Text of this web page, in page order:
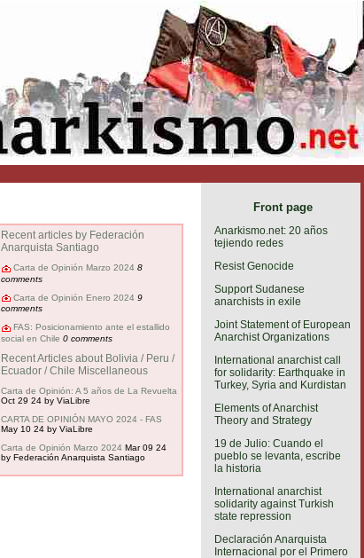
Recent articles by Federación
Anarquista Santiago
Carta de Opinión Marzo 2024 8
comments
Carta de Opinión Enero 2024 9
comments
FAS: Posicionamiento ante el estallido
social en Chile 0 comments
Recent Articles about Bolivia / Peru /
Ecuador / Chile Miscellaneous
Carta de Opinión: A 5 años de La Revuelta
Oct 29 24 by ViaLibre
CARTA DE OPINIÓN MAYO 2024 - FAS
May 10 24 by ViaLibre
Carta de Opinión Marzo 2024 Mar 09 24
by Federación Anarquista Santiago
Front page
Anarkismo.net: 20 años
tejiendo redes
Resist Genocide
Support Sudanese
anarchists in exile
Joint Statement of European
Anarchist Organizations
International anarchist call
for solidarity: Earthquake in
Turkey, Syria and Kurdistan
Elements of Anarchist
Theory and Strategy
19 de Julio: Cuando el
pueblo se levanta, escribe
la historia
International anarchist
solidarity against Turkish
state repression
Declaración Anarquista
Internacional por el Primero